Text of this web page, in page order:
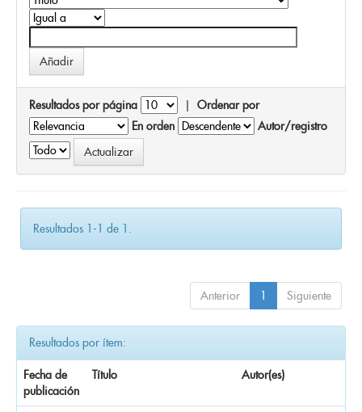
Resultados por página | Ordenar por
En orden
Autor/registro
Resultados 1-1 de 1.
Anterior 1 Siguiente
Resultados por ítem:
Fecha de
publicación
Título Autor(es)